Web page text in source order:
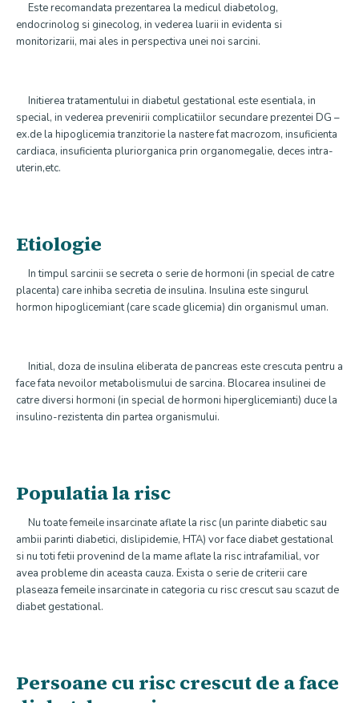
Este recomandata prezentarea la medicul diabetolog,
endocrinolog si ginecolog, in vederea luarii in evidenta si
monitorizarii, mai ales in perspectiva unei noi sarcini.
Initierea tratamentului in diabetul gestational este esentiala, in
special, in vederea prevenirii complicatiilor secundare prezentei DG –
ex.de la hipoglicemia tranzitorie la nastere fat macrozom, insuficienta
cardiaca, insuficienta pluriorganica prin organomegalie, deces intra-
uterin,etc.
Etiologie
In timpul sarcinii se secreta o serie de hormoni (in special de catre
placenta) care inhiba secretia de insulina. Insulina este singurul
hormon hipoglicemiant (care scade glicemia) din organismul uman.
Initial, doza de insulina eliberata de pancreas este crescuta pentru a
face fata nevoilor metabolismului de sarcina. Blocarea insulinei de
catre diversi hormoni (in special de hormoni hiperglicemianti) duce la
insulino-rezistenta din partea organismului.
Populatia la risc
Nu toate femeile insarcinate aflate la risc (un parinte diabetic sau
ambii parinti diabetici, dislipidemie, HTA) vor face diabet gestational
si nu toti fetii provenind de la mame aflate la risc intrafamilial, vor
avea probleme din aceasta cauza. Exista o serie de criterii care
plaseaza femeile insarcinate in categoria cu risc crescut sau scazut de
diabet gestational.
Persoane cu risc crescut de a face